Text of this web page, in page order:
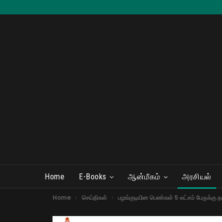
Home E-Books ஆன்மீகம் அரசியல்
Home செய்திகள் பழங்குடியின பெண்கள் 5 லட்சம் பேருக்கு